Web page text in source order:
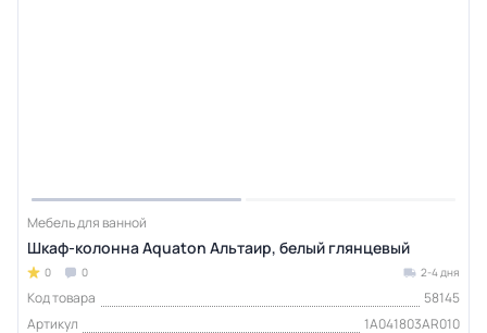
Мебель для ванной
Шкаф-колонна Aquaton Альтаир, белый глянцевый
0 0 2-4 дня
Код товара
58145
Артикул
1A041803AR010